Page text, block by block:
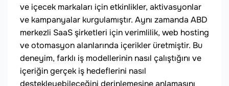
ve içecek markaları için etkinlikler, aktivasyonlar
ve kampanyalar kurgulamıştır. Aynı zamanda ABD
merkezli SaaS şirketleri için verimlilik, web hosting
ve otomasyon alanlarında içerikler üretmiştir. Bu
deneyim, farklı iş modellerinin nasıl çalıştığını ve
içeriğin gerçek iş hedeflerini nasıl
destekleyebileceğini derinlemesine anlamasını